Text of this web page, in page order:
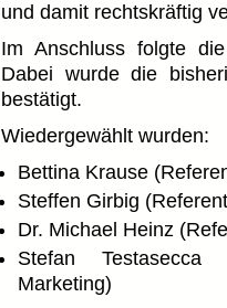
und damit rechtskräftig
Im Anschluss folgte
Dabei wurde die
bestätigt.
Wiedergewählt wurden:
Bettina Krause
Steffen Girbig
Dr. Michael Heinz
Stefan Testasecca
Marketing)